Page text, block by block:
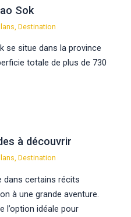
Sok
,Destination
se situe dans la province
totale de plus de 730
à découvrir
,Destination
dans certains récits
à une grande aventure.
l’option idéale pour